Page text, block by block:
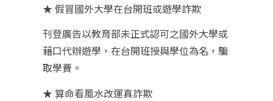
★ 假冒國外大學在台開班或遊學詐欺
刊登廣告以教育部未正式認可之國外大學或
藉口代辦遊學，在台開班授與學位為名，騙
取學費。
★ 算命看風水改運真詐欺